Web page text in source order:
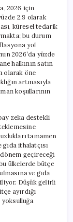
2026 için
2,9 olarak
küresel tedarik
bu durum
yol
2026’da yüzde
halkının satın
olarak öne
artmasıyla
koşullarının
zeka destekli
tamamen
ithalatçısı
geçireceği
ülkelerde bütçe
ve gıda
Düşük gelirli
ayırdığı